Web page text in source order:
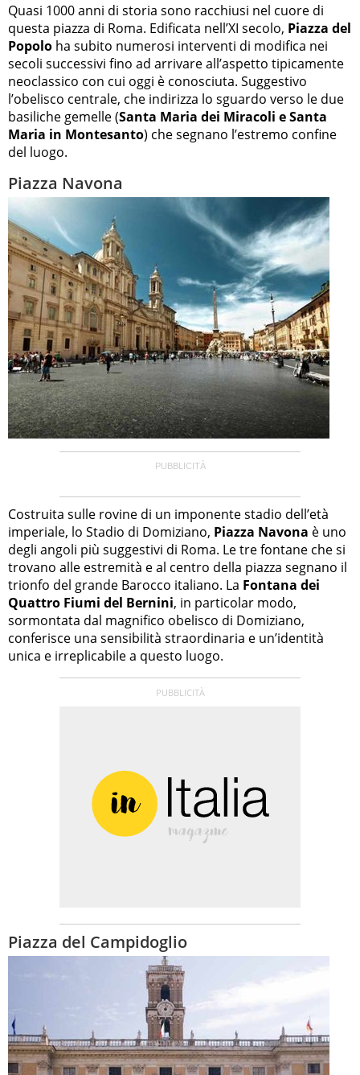
Quasi 1000 anni di storia sono racchiusi nel cuore di
questa piazza di Roma. Edificata nell’XI secolo, Piazza del
Popolo ha subito numerosi interventi di modifica nei
secoli successivi fino ad arrivare all’aspetto tipicamente
neoclassico con cui oggi è conosciuta. Suggestivo
l’obelisco centrale, che indirizza lo sguardo verso le due
basiliche gemelle (Santa Maria dei Miracoli e Santa
Maria in Montesanto) che segnano l’estremo confine
del luogo.
Piazza Navona
Costruita sulle rovine di un imponente stadio dell’età
imperiale, lo Stadio di Domiziano, Piazza Navona è uno
degli angoli più suggestivi di Roma. Le tre fontane che si
trovano alle estremità e al centro della piazza segnano il
trionfo del grande Barocco italiano. La Fontana dei
Quattro Fiumi del Bernini, in particolar modo,
sormontata dal magnifico obelisco di Domiziano,
conferisce una sensibilità straordinaria e un’identità
unica e irreplicabile a questo luogo.
Piazza del Campidoglio